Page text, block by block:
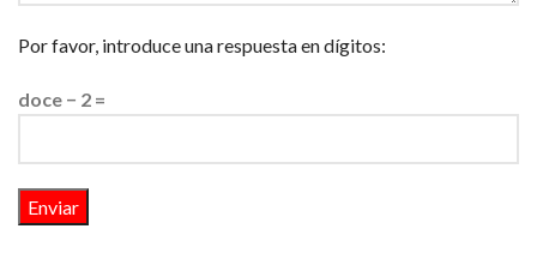
Por favor, introduce una respuesta en dígitos:
doce − 2 =